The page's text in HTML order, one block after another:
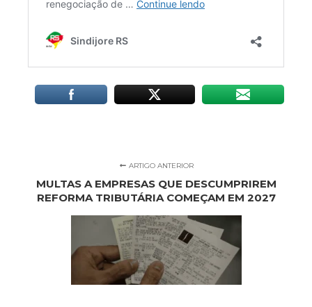
ARTIGO ANTERIOR
MULTAS A EMPRESAS QUE DESCUMPRIREM
REFORMA TRIBUTÁRIA COMEÇAM EM 2027